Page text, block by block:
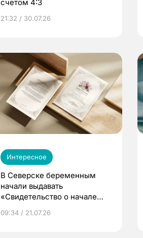
счетом 4:3
21:32 / 30.07.26
Интересное
В Северске беременным
начали выдавать
«Свидетельство о начале
09:34 / 21.07.26